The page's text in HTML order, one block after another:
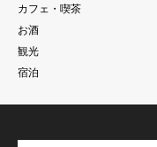
カフェ・喫茶
お酒
観光
宿泊